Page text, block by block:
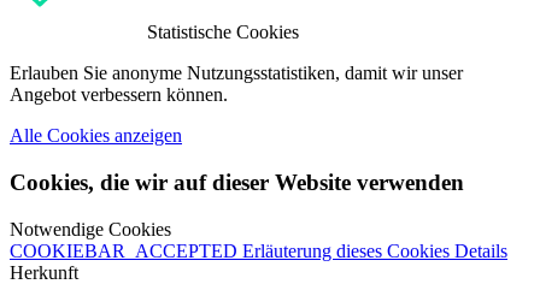
Statistische Cookies
Erlauben Sie anonyme Nutzungsstatistiken, damit wir unser
Angebot verbessern können.
Alle Cookies anzeigen
Cookies, die wir auf dieser Website verwenden
Notwendige Cookies
COOKIEBAR_ACCEPTED Erläuterung dieses Cookies Details
Herkunft